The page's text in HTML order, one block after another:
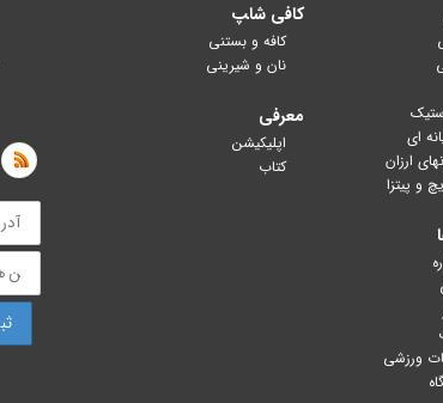
ای
ارزان
و پیتزا
ورزشی
کافی شا‍پ
کافه و بستنی
نان و شیرینی
معرفی
اپلیکیشن
کتاب